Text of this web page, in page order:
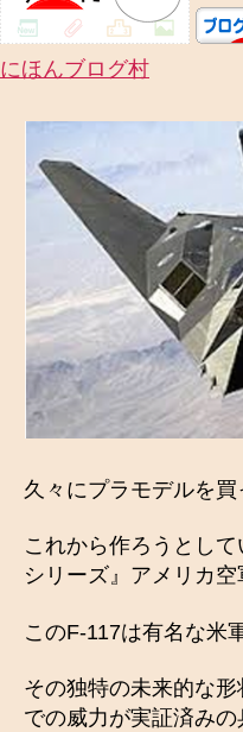
にほんブログ村
久々にプラモデルを買
これから作ろうとし
シリーズ』アメリカ空
このF-117は有名な米
その独特の未来的な
での威力が実証済み